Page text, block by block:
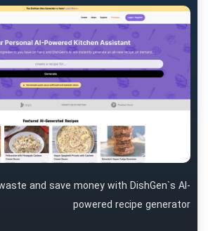
and save money with DishGen`s AI-
powered recipe generator